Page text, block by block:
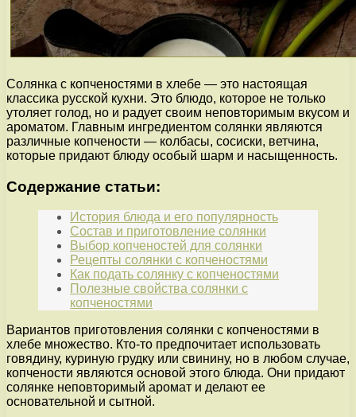
Солянка с копченостями в хлебе — это настоящая
классика русской кухни. Это блюдо, которое не только
утоляет голод, но и радует своим неповторимым вкусом и
ароматом. Главным ингредиентом солянки являются
различные копчености — колбасы, сосиски, ветчина,
которые придают блюду особый шарм и насыщенность.
Содержание статьи:
История блюда и его популярность
Состав и приготовление солянки
Выбор копченостей для солянки
Рецепты солянки с копченостями
Как подать солянку с копченостями
Полезные свойства солянки с
копченостями
Вариантов приготовления солянки с копченостями в
хлебе множество. Кто-то предпочитает использовать
говядину, куриную грудку или свинину, но в любом случае,
копчености являются основой этого блюда. Они придают
солянке неповторимый аромат и делают ее
основательной и сытной.